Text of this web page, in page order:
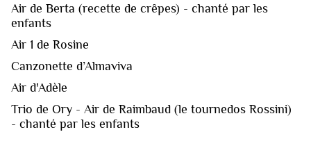
Air de Berta (recette de crêpes) - chanté par les
enfants
Air 1 de Rosine
Canzonette d’Almaviva
Air d'Adèle
Trio de Ory - Air de Raimbaud (le tournedos Rossini)
- chanté par les enfants